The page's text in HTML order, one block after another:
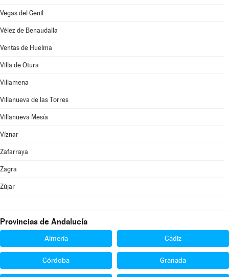
Vegas del Genil
Vélez de Benaudalla
Ventas de Huelma
Villa de Otura
Villamena
Villanueva de las Torres
Villanueva Mesía
Víznar
Zafarraya
Zagra
Zújar
Provincias de Andalucía
Almería Cádiz
Córdoba Granada